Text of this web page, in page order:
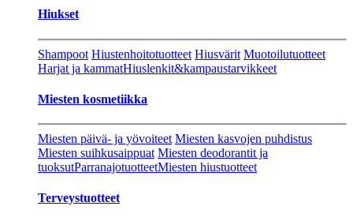
Hiukset
Shampoot Hiustenhoitotuotteet Hiusvärit Muotoilutuotteet
Harjat ja kammatHiuslenkit&kampaustarvikkeet
Miesten kosmetiikka
Miesten päivä- ja yövoiteet Miesten kasvojen puhdistus
Miesten suihkusaippuat Miesten deodorantit ja
tuoksutParranajotuotteetMiesten hiustuotteet
Terveystuotteet